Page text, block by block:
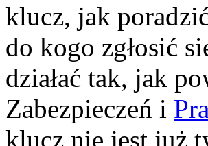
klucz, jak
do kogo zgłosić
działać tak, jak
Zabezpieczeń i
klucz nie jest już